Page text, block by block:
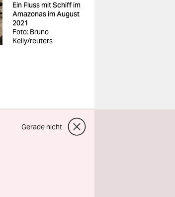
Ein Fluss mit Schiff im
Amazonas im August
2021
Foto: Bruno
Kelly/reuters
Gerade nicht